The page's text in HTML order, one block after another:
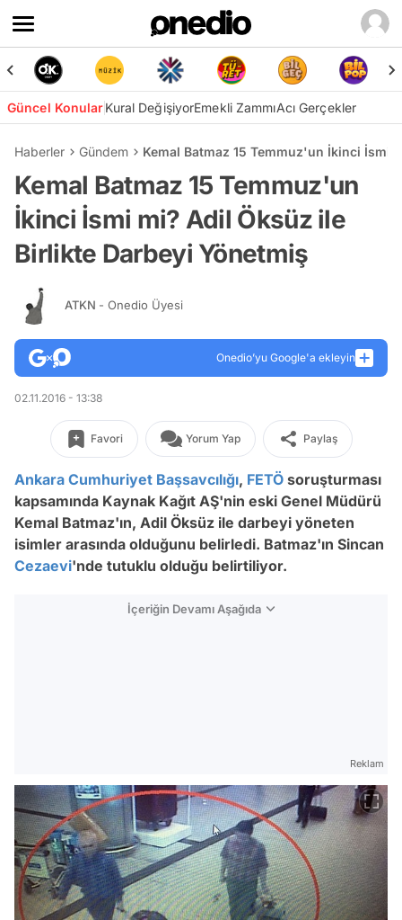
Güncel KonularKural DeğişiyorEmekli ZammıAcı Gerçekler
Haberler Gündem Kemal Batmaz 15 Temmuz'un İkinci İsmi
Kemal Batmaz 15 Temmuz'un
İkinci İsmi mi? Adil Öksüz ile
Birlikte Darbeyi Yönetmiş
ATKN - Onedio Üyesi
Onedio’yu Google'a ekleyin
02.11.2016 - 13:38
Favori Yorum Yap Paylaş
Ankara Cumhuriyet Başsavcılığı, FETÖ soruşturması
kapsamında Kaynak Kağıt AŞ'nin eski Genel Müdürü
Kemal Batmaz'ın, Adil Öksüz ile darbeyi yöneten
isimler arasında olduğunu belirledi. Batmaz'ın Sincan
Cezaevi'nde tutuklu olduğu belirtiliyor.
İçeriğin Devamı Aşağıda
Reklam